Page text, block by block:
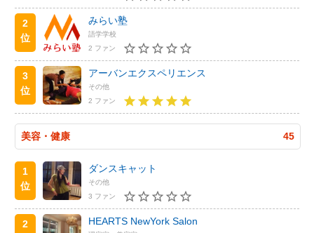
2
位
みらい塾
語学学校
2 ファン
3
位
アーバンエクスペリエンス
その他
2 ファン
美容・健康 45
1
位
ダンスキャット
その他
3 ファン
2
HEARTS NewYork Salon